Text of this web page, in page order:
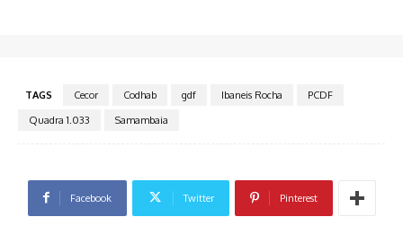
TAGS Cecor Codhab gdf Ibaneis Rocha
PCDF
Quadra 1.033
Samambaia
Facebook Twitter Pinterest